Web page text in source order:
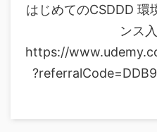
はじめてのCSDDD 環
ンス
https://